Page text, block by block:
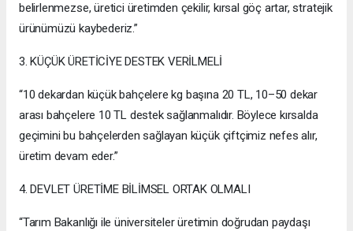
belirlenmezse, üretici üretimden çekilir, kırsal göç artar, stratejik
ürünümüzü kaybederiz.”
3. KÜÇÜK ÜRETİCİYE DESTEK VERİLMELİ
“10 dekardan küçük bahçelere kg başına 20 TL, 10–50 dekar
arası bahçelere 10 TL destek sağlanmalıdır. Böylece kırsalda
geçimini bu bahçelerden sağlayan küçük çiftçimiz nefes alır,
üretim devam eder.”
4. DEVLET ÜRETİME BİLİMSEL ORTAK OLMALI
“Tarım Bakanlığı ile üniversiteler üretimin doğrudan paydaşı